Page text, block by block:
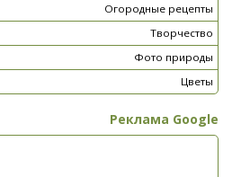
Огородные рецепты
Творчество
Фото природы
Цветы
Реклама Google